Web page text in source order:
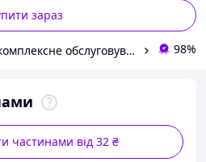
зараз
Продавець Білий Парус - комплексне обслуговування в сегменті HoReCa та B2B 98%
частинами від 32 ₴